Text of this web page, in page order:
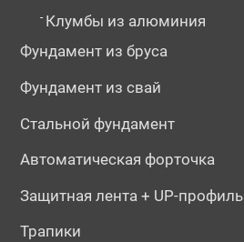
- Клумбы из алюминия
Фундамент из бруса
Фундамент из свай
Стальной фундамент
Автоматическая форточка
Защитная лента + UP-профиль
Трапики